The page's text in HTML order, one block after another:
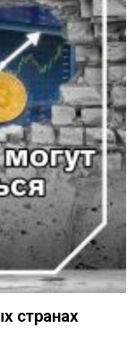
странах